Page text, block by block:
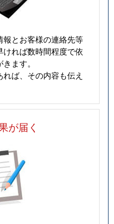
とお客様の連絡先等
ければ数時間程度で依
ます。
ば、その内容も伝え
が届く